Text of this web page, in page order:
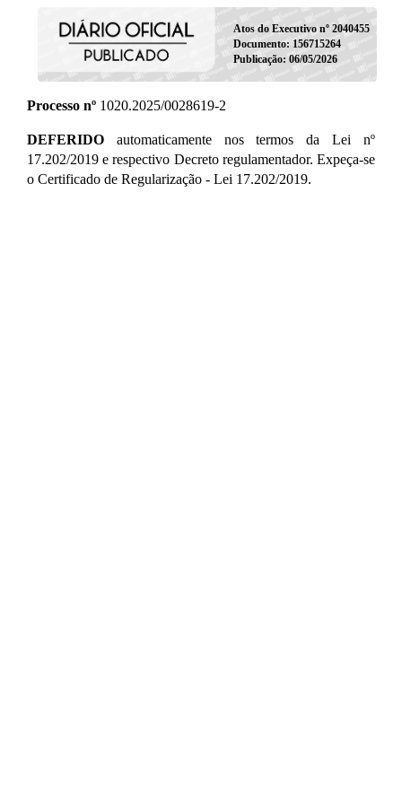
Atos do Executivo nº 2040455
Documento: 156715264
Publicação: 06/05/2026
Processo nº 1020.2025/0028619-2
DEFERIDOautomaticamente nos termos da Lei nº
17.202/2019 e respectivo Decreto regulamentador. Expeça-se
o Certificado de Regularização - Lei 17.202/2019.